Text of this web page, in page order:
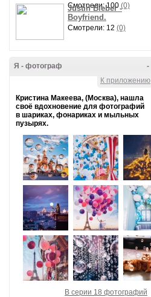
Смотрели: 100 (0)
Justin Bieber -
Boyfriend.
Смотрели: 12 (0)
-
Я - фотограф
К приложению
Кристина Макеева, (Москва), нашла
своё вдохновение для фотографий
в шариках, фонариках и мыльных
пузырях.
В серии 18 фотографий